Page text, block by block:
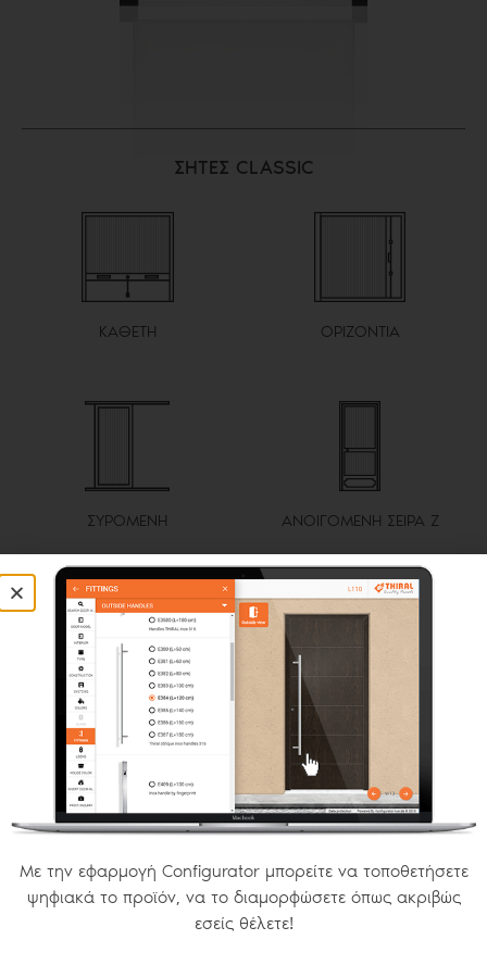
ΣΗΤΕΣ CLASSIC
ΚΑΘΕΤΗ ΟΡΙΖΟΝΤΙΑ
ΣΥΡΟΜΕΝΗ ΑΝΟΙΓΟΜΕΝΗ ΣΕΙΡΑ Ζ
ΑΝΟΙΓΟΜΕΝΗ ΣΕΙΡΑ S ΣΤΑΘΕΡΗ
ΣΗΤΕΣ MODERN
Με την εφαρμογή Configurator μπορείτε να τοποθετήσετε
ψηφιακά το προϊόν, να το διαμορφώσετε όπως ακριβώς
εσείς θέλετε!